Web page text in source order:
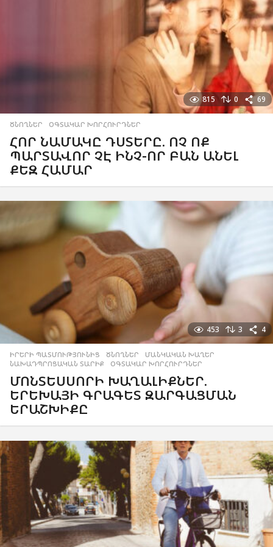
815 0 69
ԾՆՈՂՆԵՐ ,ՕԳՏԱԿԱՐ ԽՈՐՀՈՒՐԴՆԵՐ
ՀՈՐ ՆԱՄԱԿԸ ԴՍՏԵՐԸ. ՈՉ ՈՔ
ՊԱՐՏԱՎՈՐ ՉԷ ԻՆՉ-ՈՐ ԲԱՆ ԱՆԵԼ
ՔԵԶ ՀԱՄԱՐ
453 3 4
ԻՐԵՐԻ ՊԱՏՄՈՒԹՅՈՒՆԻՑ ,ԾՆՈՂՆԵՐ ,ՄԱՆԿԱԿԱՆ ԽԱՂԵՐ
ՆԱԽԱԴՊՐՈՑԱԿԱՆ ՏԱՐԻՔ
,ՕԳՏԱԿԱՐ ԽՈՐՀՈՒՐԴՆԵՐ
ՄՈՆՏԵՍՍՈՐԻ ԽԱՂԱԼԻՔՆԵՐ.
ԵՐԵԽԱՅԻ ԳՐԱԳԵՏ ԶԱՐԳԱՑՄԱՆ
ԵՐԱՇԽԻՔԸ